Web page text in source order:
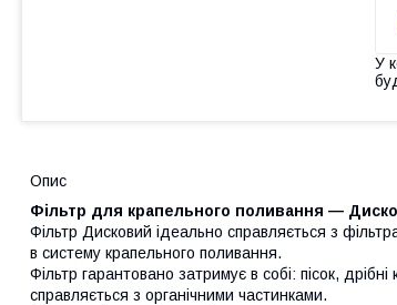
У
Опис
Фільтр для крапельного поливання —
Фільтр Дисковий ідеально справляється з
в систему крапельного поливання.
Фільтр гарантовано затримує в собі: пісок,
справляється з органічними частинками.